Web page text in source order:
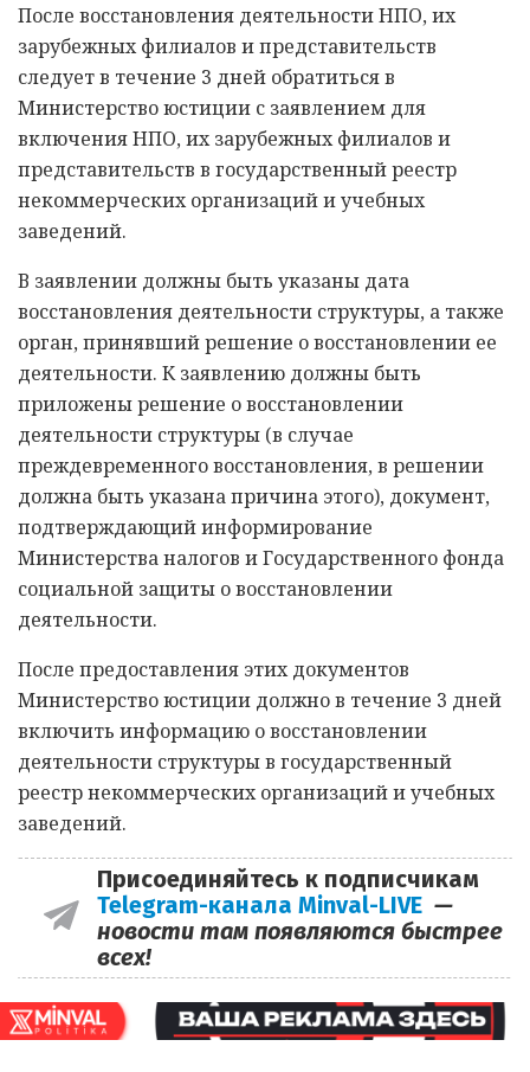
После восстановления деятельности НПО, их
зарубежных филиалов и представительств
следует в течение 3 дней обратиться в
Министерство юстиции с заявлением для
включения НПО, их зарубежных филиалов и
представительств в государственный реестр
некоммерческих организаций и учебных
заведений.
В заявлении должны быть указаны дата
восстановления деятельности структуры, а также
орган, принявший решение о восстановлении ее
деятельности. К заявлению должны быть
приложены решение о восстановлении
деятельности структуры (в случае
преждевременного восстановления, в решении
должна быть указана причина этого), документ,
подтверждающий информирование
Министерства налогов и Государственного фонда
социальной защиты о восстановлении
деятельности.
После предоставления этих документов
Министерство юстиции должно в течение 3 дней
включить информацию о восстановлении
деятельности структуры в государственный
реестр некоммерческих организаций и учебных
заведений.
Присоединяйтесь к подписчикам
Telegram-канала Minval-LIVE —
новости там появляются быстрее
всех!